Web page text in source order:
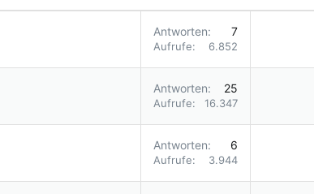
Antworten 7
Aufrufe 6.852
Antworten 25
Aufrufe 16.347
Antworten 6
Aufrufe 3.944